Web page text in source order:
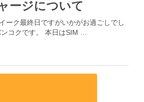
ージについて
ーク最終日ですがいかがお過ごしでし
コクです。 本日はSIM …